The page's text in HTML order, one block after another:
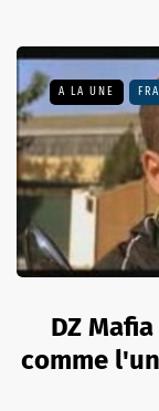
A LA UNE
DZ
comme